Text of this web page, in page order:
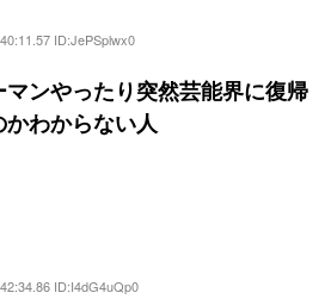
ID:JePSplwx0
ンやったり突然芸能界に復帰
わからない人
ID:I4dG4uQp0